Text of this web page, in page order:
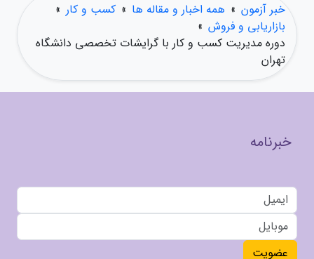
خبر آزمون » همه اخبار و مقاله ها » کسب و کار »
بازاریابی و فروش »
دوره مدیریت کسب و کار با گرایشات تخصصی دانشگاه
تهران
خبرنامه
عضویت